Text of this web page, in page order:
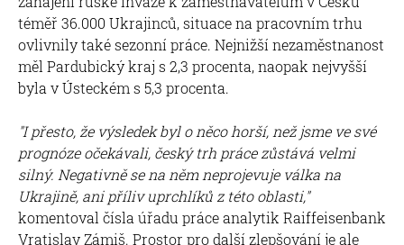
téměř 36.000 Ukrajinců, situace na pracovním trhu
ovlivnily také sezonní práce. Nejnižší nezaměstnanost
měl Pardubický kraj s 2,3 procenta, naopak nejvyšší
byla v Ústeckém s 5,3 procenta.
"I přesto, že výsledek byl o něco horší, než jsme ve své
prognóze očekávali, český trh práce zůstává velmi
silný. Negativně se na něm neprojevuje válka na
Ukrajině, ani příliv uprchlíků z této oblasti,"
komentoval čísla úřadu práce analytik Raiffeisenbank
Vratislav Zámiš. Prostor pro další zlepšování je ale